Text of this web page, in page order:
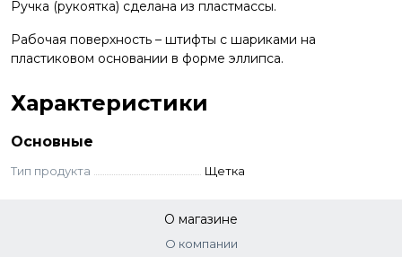
Ручка (рукоятка) сделана из пластмассы.
Рабочая поверхность – штифты с шариками на
пластиковом основании в форме эллипса.
Характеристики
Основные
Тип продукта Щетка
О магазине
О компании